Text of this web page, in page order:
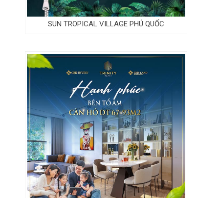
SUN TROPICAL VILLAGE PHÚ QUỐC